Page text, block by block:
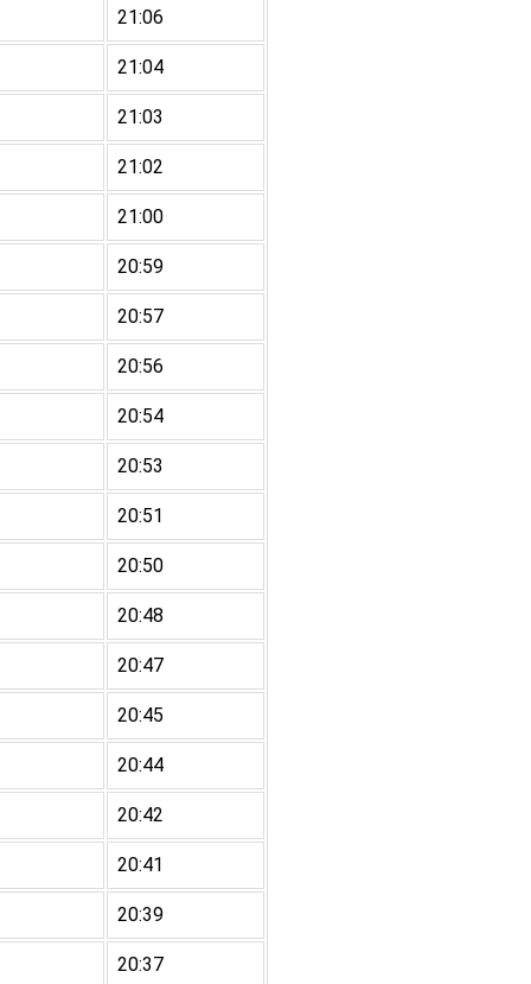
21:06
21:04
21:03
21:02
21:00
20:59
20:57
20:56
20:54
20:53
20:51
20:50
20:48
20:47
20:45
20:44
20:42
20:41
20:39
20:37